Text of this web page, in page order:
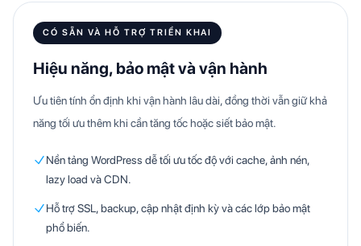
CÓ SẴN VÀ HỖ TRỢ TRIỂN KHAI
Hiệu năng, bảo mật và vận hành
Ưu tiên tính ổn định khi vận hành lâu dài, đồng thời vẫn giữ khả
năng tối ưu thêm khi cần tăng tốc hoặc siết bảo mật.
Nền tảng WordPress dễ tối ưu tốc độ với cache, ảnh nén,
lazy load và CDN.
Hỗ trợ SSL, backup, cập nhật định kỳ và các lớp bảo mật
phổ biến.